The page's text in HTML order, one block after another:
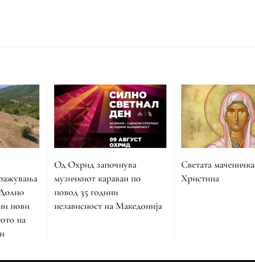
нови
на
Од Охрид започнува
музичкиот караван по
повод 35 години
независност на Македонија
Светата маченичка
Христина